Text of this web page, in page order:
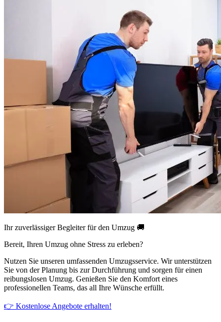
Ihr zuverlässiger Begleiter für den Umzug 🚚
Bereit, Ihren Umzug ohne Stress zu erleben?
Nutzen Sie unseren umfassenden Umzugsservice. Wir unterstützen
Sie von der Planung bis zur Durchführung und sorgen für einen
reibungslosen Umzug. Genießen Sie den Komfort eines
professionellen Teams, das all Ihre Wünsche erfüllt.
👉 Kostenlose Angebote erhalten!